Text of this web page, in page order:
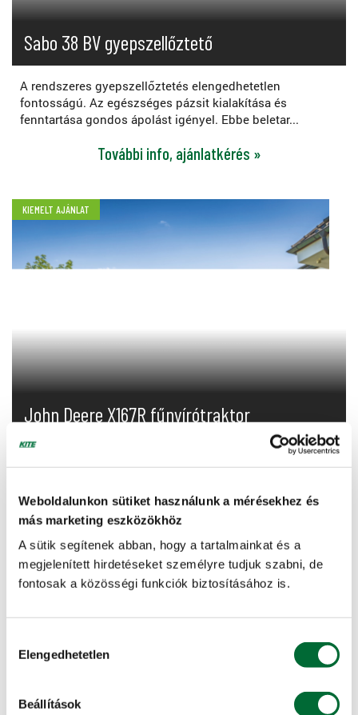
Weboldalunkon sütiket használunk a mérésekhez és
más marketing eszközökhöz
A sütik segítenek abban, hogy a tartalmainkat és a
megjelenített hirdetéseket személyre tudjuk szabni, de
fontosak a közösségi funkciók biztosításához is.
kiválasztása
Elengedhetetlen
Beállítások
Sabo 38 BV gyepszellőztető
A rendszeres gyepszellőztetés elengedhetetlen
fontosságú. Az egészséges pázsit kialakítása és
fenntartása gondos ápolást igényel. Ebbe beletar...
További info, ajánlatkérés »
KIEMELT AJÁNLAT
John Deere X167R fűnyírótraktor
A több modellváltozattal, valamint a választható funkciók
sorozat minden igényt kielégít. Ez...
További info, ajánlatkérés »
KIEMELT AJÁNLAT